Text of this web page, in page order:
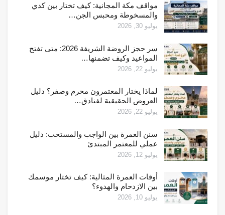
مواقف مكة المجانية: كيف تختار بين كدي
والمسخوطة ومحبس الجن…
يوليو 30, 2026
سر حجز الروضة الشريفة 2026: متى تفتح
المواعيد وكيف تضمنها…
يوليو 22, 2026
لماذا يختار المعتمرون محرم وصفر؟ دليل
العروض الحقيقية لفنادق…
يوليو 22, 2026
سنن العمرة بين الواجب والمستحب: دليل
عملي للمعتمر المبتدئ
يوليو 12, 2026
أوقات العمرة المثالية: كيف تختار موسمك
بين الازدحام والهدوء؟
يوليو 10, 2026